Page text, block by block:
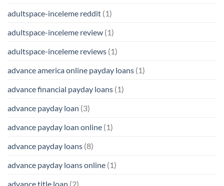
adultspace-inceleme reddit (1)
adultspace-inceleme review (1)
adultspace-inceleme reviews (1)
advance america online payday loans (1)
advance financial payday loans (1)
advance payday loan (3)
advance payday loan online (1)
advance payday loans (8)
advance payday loans online (1)
advance title loan (2)